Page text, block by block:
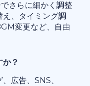
さらに細かく調整
、タイミング調
変更など、自由
？
広告、SNS、